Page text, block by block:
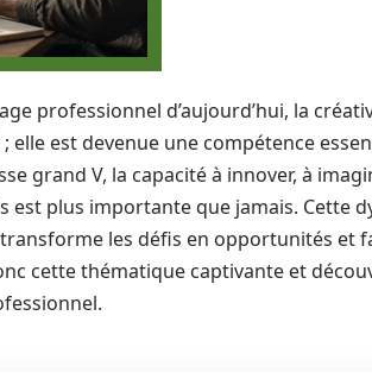
professionnel d’aujourd’hui, la
elle est devenue une compétence
grand V, la capacité à innover, à
est plus importante que jamais. Cette
les défis en opportunités et
cette thématique captivante et